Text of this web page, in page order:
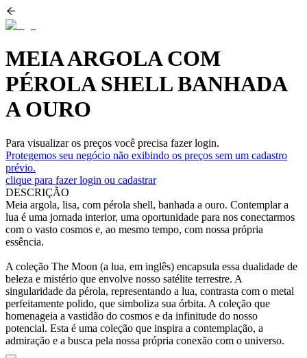
MEIA ARGOLA COM
PÉROLA SHELL BANHADA
A OURO
Para visualizar os preços você precisa fazer login.
Protegemos seu negócio não exibindo os preços sem um cadastro
prévio.
clique para fazer login ou cadastrar
DESCRIÇÃO
Meia argola, lisa, com pérola shell, banhada a ouro. Contemplar a
lua é uma jornada interior, uma oportunidade para nos conectarmos
com o vasto cosmos e, ao mesmo tempo, com nossa própria
essência.
A coleção The Moon (a lua, em inglês) encapsula essa dualidade de
beleza e mistério que envolve nosso satélite terrestre. A
singularidade da pérola, representando a lua, contrasta com o metal
perfeitamente polido, que simboliza sua órbita. A coleção que
homenageia a vastidão do cosmos e da infinitude do nosso
potencial. Esta é uma coleção que inspira a contemplação, a
admiração e a busca pela nossa própria conexão com o universo.